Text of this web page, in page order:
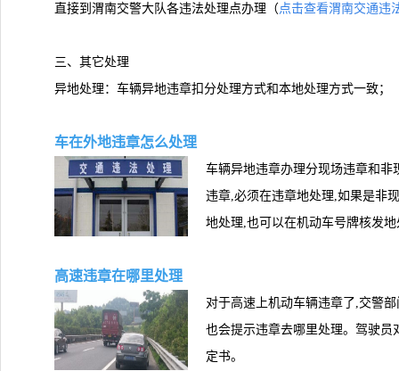
直接到渭南交警大队各违法处理点办理（点击查看渭南交通违
三、其它处理
异地处理：车辆异地违章扣分处理方式和本地处理方式一致；
车在外地违章怎么处理
车辆异地违章办理分现场违章和
违章,必须在违章地处理,如果是非
地处理,也可以在机动车号牌核发
高速违章在哪里处理
对于高速上机动车辆违章了,交警
也会提示违章去哪里处理。驾驶
定书。